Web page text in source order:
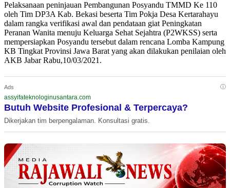
Pelaksanaan peninjauan Pembangunan Posyandu TMMD Ke 110
oleh Tim DP3A Kab. Bekasi beserta Tim Pokja Desa Kertarahayu
dalam rangka verifikasi awal dan pendataan giat Peningkatan
Peranan Wanita menuju Keluarga Sehat Sejahtra (P2WKSS) serta
mempersiapkan Posyandu tersebut dalam rencana Lomba Kampung
KB Tingkat Provinsi Jawa Barat yang akan dilakukan penilaian oleh
AKB Jabar Rabu,10/03/2021.
Ads ⓘ
assyifateknologinusantara.com
Butuh Website Profesional & Terpercaya?
Dikerjakan tim berpengalaman. Konsultasi gratis.